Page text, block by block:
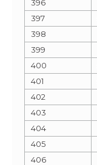
396
397
398
399
400
401
402
403
404
405
406